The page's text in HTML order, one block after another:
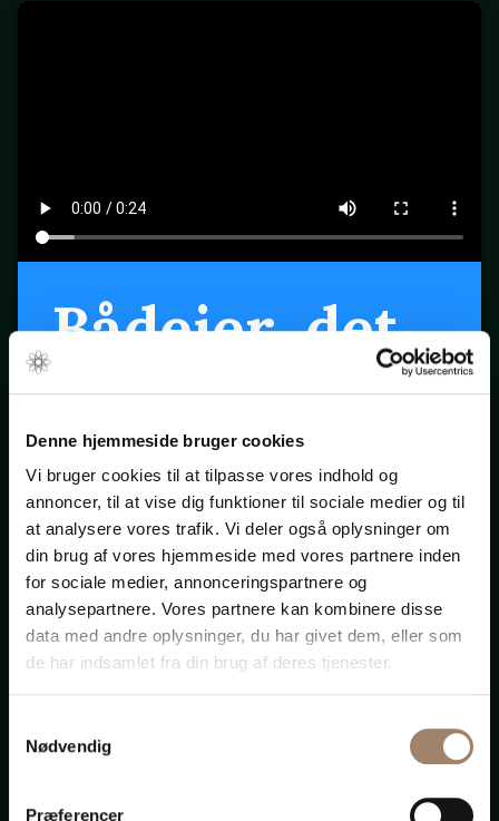
Denne hjemmeside bruger cookies
Vi bruger cookies til at tilpasse vores indhold og
annoncer, til at vise dig funktioner til sociale medier og til
at analysere vores trafik. Vi deler også oplysninger om
din brug af vores hjemmeside med vores partnere inden
for sociale medier, annonceringspartnere og
analysepartnere. Vores partnere kan kombinere disse
data med andre oplysninger, du har givet dem, eller som
de har indsamlet fra din brug af deres tjenester.
Nødvendig
Præferencer
Bådejer, det
er snart
forår ...
Klik på startpilen ovenfor
Bådadvokaten.dk
Advokat-